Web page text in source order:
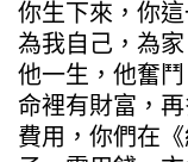
你生下來，你
為我自己，為
他一生，他奮
命裡有財富，
費用，你們在